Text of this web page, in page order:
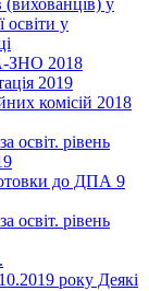
(вихованців) у
освіти у
ЗНО 2018
2019
комісій 2018
освіт. рівень
до ДПА 9
освіт. рівень
року Деякі